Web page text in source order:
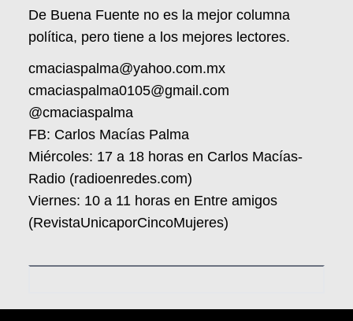
De Buena Fuente no es la mejor columna
política, pero tiene a los mejores lectores.
cmaciaspalma@yahoo.com.mx
cmaciaspalma0105@gmail.com
@cmaciaspalma
FB: Carlos Macías Palma
Miércoles: 17 a 18 horas en Carlos Macías-
Radio (radioenredes.com)
Viernes: 10 a 11 horas en Entre amigos
(RevistaUnicaporCincoMujeres)